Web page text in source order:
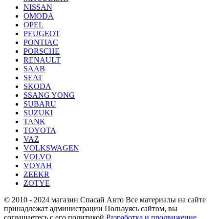
NISSAN
OMODA
OPEL
PEUGEOT
PONTIAC
PORSCHE
RENAULT
SAAB
SEAT
SKODA
SSANG YONG
SUBARU
SUZUKI
TANK
TOYOTA
VAZ
VOLKSWAGEN
VOLVO
VOYAH
ZEEKR
ZOTYE
© 2010 - 2024 магазин Спасай Авто Все материалы на сайте
принадлежат администрации Пользуясь сайтом, вы
соглашаетесь с его политикой Разработка и продвижение